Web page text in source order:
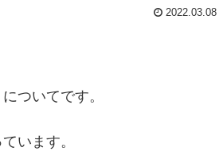
2022.03.08
ついてです。
います。